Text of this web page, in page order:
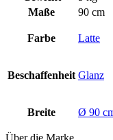
Maße
90 cm
Farbe Latte
Beschaffenheit Glanz
Breite Ø 90